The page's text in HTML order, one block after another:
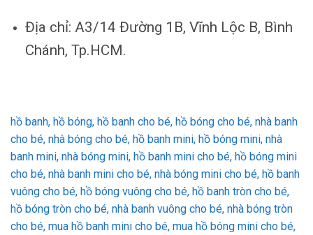
Địa chỉ: A3/14 Đường 1B, Vĩnh Lộc B, Bình
Chánh, Tp.HCM.
hồ banh, hồ bóng, hồ banh cho bé, hồ bóng cho bé, nhà banh
cho bé, nhà bóng cho bé, hồ banh mini, hồ bóng mini, nhà
banh mini, nhà bóng mini, hồ banh mini cho bé, hồ bóng mini
cho bé, nhà banh mini cho bé, nhà bóng mini cho bé, hồ banh
vuông cho bé, hồ bóng vuông cho bé, hồ banh tròn cho bé,
hồ bóng tròn cho bé, nhà banh vuông cho bé, nhà bóng tròn
cho bé, mua hồ banh mini cho bé, mua hồ bóng mini cho bé,